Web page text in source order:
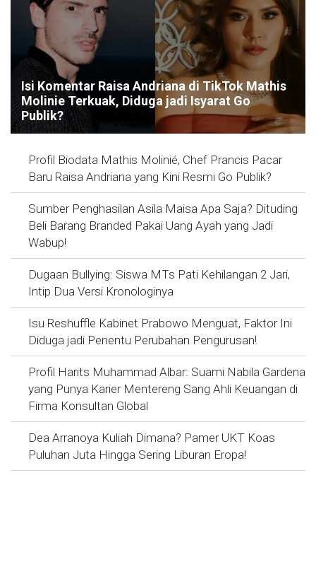
Isi Komentar Raisa Andriana di TikTok Mathis
Molinie Terkuak, Diduga jadi Isyarat Go
Publik?
Profil Biodata Mathis Molinié, Chef Prancis Pacar
Baru Raisa Andriana yang Kini Resmi Go Publik?
Sumber Penghasilan Asila Maisa Apa Saja? Dituding
Beli Barang Branded Pakai Uang Ayah yang Jadi
Wabup!
Dugaan Bullying: Siswa MTs Pati Kehilangan 2 Jari,
Intip Dua Versi Kronologinya
Isu Reshuffle Kabinet Prabowo Menguat, Faktor Ini
Diduga jadi Penentu Perubahan Pengurusan!
Profil Harits Muhammad Albar: Suami Nabila Gardena
yang Punya Karier Mentereng Sang Ahli Keuangan di
Firma Konsultan Global
Dea Arranoya Kuliah Dimana? Pamer UKT Koas
Puluhan Juta Hingga Sering Liburan Eropa!